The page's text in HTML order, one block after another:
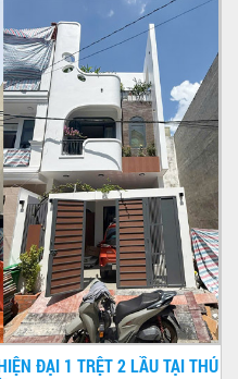
ĐẠI 1 TRỆT 2 LẦU TẠI THỦ